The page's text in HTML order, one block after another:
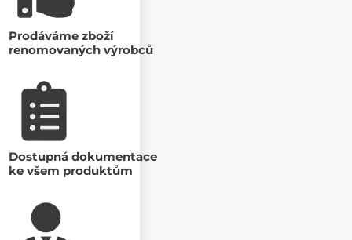
Prodáváme zboží
renomovaných výrobců
Dostupná dokumentace
ke všem produktům